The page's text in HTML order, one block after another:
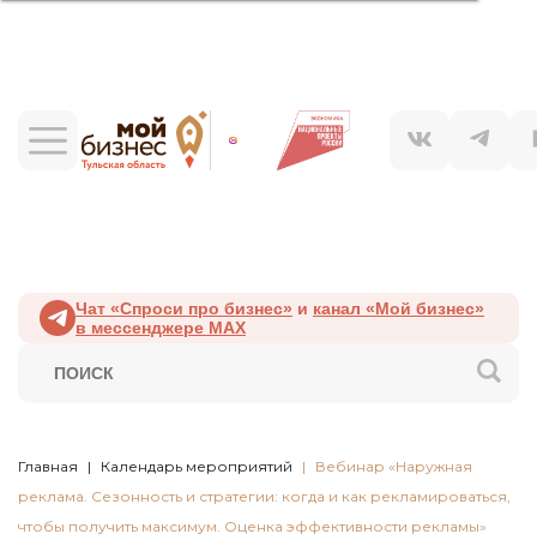
Чат «Спроси про бизнес» и канал «Мой бизнес»
в мессенджере MAX
Главная Календарь мероприятий
Вебинар «Наружная
реклама. Сезонность и стратегии: когда и как рекламироваться,
чтобы получить максимум. Оценка эффективности рекламы»